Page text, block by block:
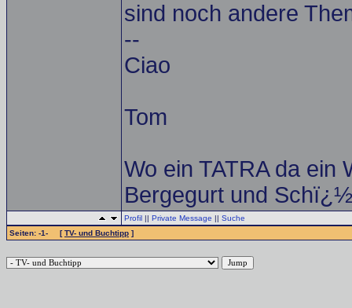
sind noch andere
--
Ciao
Tom
Wo ein TATRA da ein
Bergegurt und
Profil || Private Message || Suche
Seiten: -1- [TV- und Buchtipp ]